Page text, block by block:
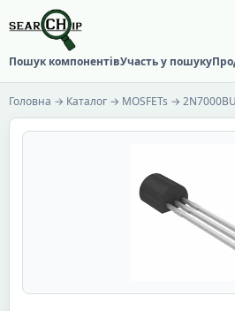
Пошук компонентівУчасть у пошуку
Головна → Каталог → MOSFETs → 2N7000BU